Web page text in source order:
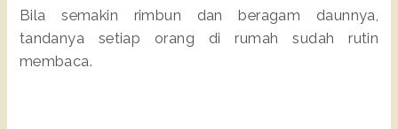
Bila semakin rimbun dan beragam daunnya,
tandanya setiap orang di rumah sudah rutin
membaca.